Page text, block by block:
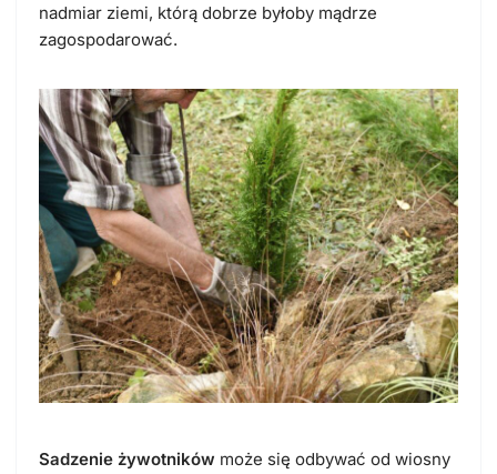
nadmiar ziemi, którą dobrze byłoby mądrze
zagospodarować.
Sadzenie żywotników może się odbywać od wiosny